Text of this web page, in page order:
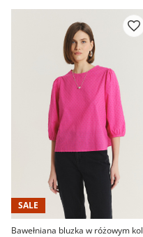
SALE